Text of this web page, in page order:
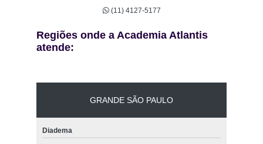
(11) 4127-5177
Regiões onde a Academia Atlantis
atende:
GRANDE SÃO PAULO
Diadema